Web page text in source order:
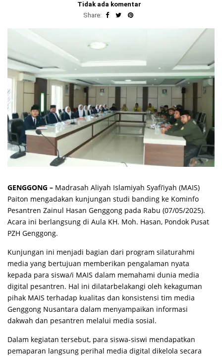
Tidak ada komentar
Share:
GENGGONG – Madrasah Aliyah Islamiyah Syafi’iyah (MAIS)
Paiton mengadakan kunjungan studi banding ke Kominfo
Pesantren Zainul Hasan Genggong pada Rabu (07/05/2025).
Acara ini berlangsung di Aula KH. Moh. Hasan, Pondok Pusat
PZH Genggong.
Kunjungan ini menjadi bagian dari program silaturahmi
media yang bertujuan memberikan pengalaman nyata
kepada para siswa/i MAIS dalam memahami dunia media
digital pesantren. Hal ini dilatarbelakangi oleh kekaguman
pihak MAIS terhadap kualitas dan konsistensi tim media
Genggong Nusantara dalam menyampaikan informasi
dakwah dan pesantren melalui media sosial.
Dalam kegiatan tersebut, para siswa-siswi mendapatkan
pemaparan langsung perihal media digital dikelola secara